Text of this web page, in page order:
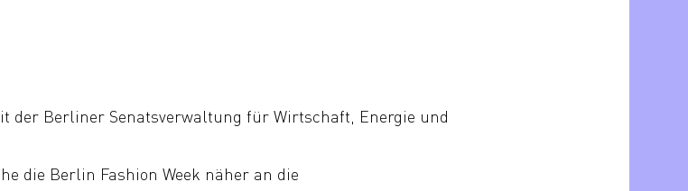
der Berliner Senatsverwaltung für Wirtschaft, Energie und
die Berlin Fashion Week näher an die